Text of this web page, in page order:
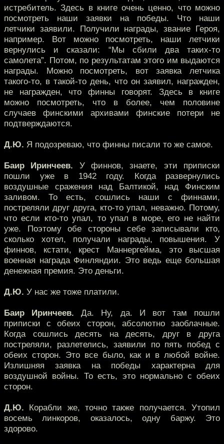
истребитель. Здесь в книге очень ценно, что можно
посмотреть наши заявки на победы. Что наши
летчики заявили. Получили награды, звание Героя,
например. Вот можно посмотреть, наши летчики
вернулись и сказали: “Мы сбили два таких-то
самолета”. Потом, по результатам этого им выдаются
награды. Можно посмотреть, вот заявка летчика
такого-то, в такой-то день, что он заявил, награжден,
не награжден, что финны говорят. Здесь в книге
можно посмотреть, что в более, чем половине
случаев финскими архивами финские потери не
подтверждаются.
Д.Ю. Я подозреваю, что финны писали то же самое.
Баир Иринчеев. У финнов, знаете, эти приписки
пошли уже в 1942 году. Когда развернулись
воздушные сражения над Балтикой, над Финским
заливом. То есть, сошлись наши с финнами,
постреляли друг друга, кто-то упал, неважно. Потому,
что если кто-то упал, то упал в море, его не найти
уже. Поэтому обе стороны себе записывали кто,
сколько хотел, получали награды, повышения. У
финнов, кстати, крест Маннергейма, это высшая
военная награда Финляндии. Это ведь еще большая
денежная премия. Это деньги.
Д.Ю. У нас же тоже платили.
Баир Иринчеев. Да. Ну, да. И вот там пошли
приписки с обеих сторон, абсолютно заоблачные.
Когда сошлись десять на десять, друг в друга
постреляли, разлетелись, заявили по пять побед с
обеих сторон. Это все было, как и в любой войне.
Излишняя заявка на победы характерна для
воздушной войны. То есть, это нормально с обеих
сторон.
Д.Ю. Корабли же, точно также получается. Утопил
восемь линкоров, оказалось, одну баржу. Это
здорово.